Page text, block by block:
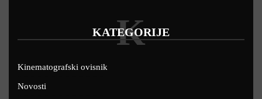
KATEGORIJE
K
Kinematografski ovisnik
Novosti